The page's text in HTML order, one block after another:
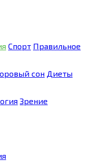
Спорт Правильное
сон Диеты
Зрение